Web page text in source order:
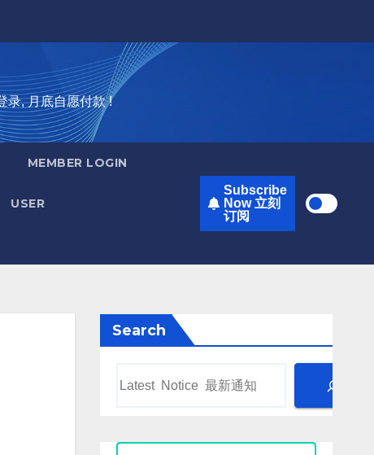
录, 月底自愿付款 !
MEMBER LOGIN
USER
Subscribe
Now 立刻
订阅
Search